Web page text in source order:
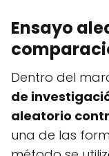
Ensayo
Dentro del
de
aleatorio
una de las